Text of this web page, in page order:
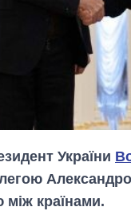
України
між країнами.